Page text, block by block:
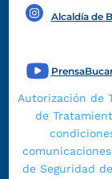
Alcaldía de
Autorización de
de
comunicaciones
de Seguridad